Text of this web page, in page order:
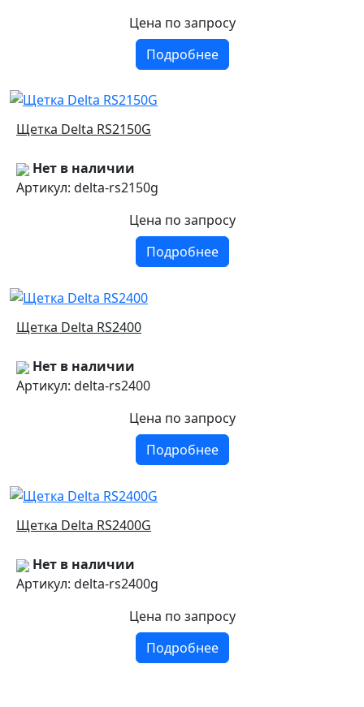
Цена по запросу
Подробнее
Щетка Delta RS2150G
Нет в наличии
Артикул: delta-rs2150g
Цена по запросу
Подробнее
Щетка Delta RS2400
Нет в наличии
Артикул: delta-rs2400
Цена по запросу
Подробнее
Щетка Delta RS2400G
Нет в наличии
Артикул: delta-rs2400g
Цена по запросу
Подробнее